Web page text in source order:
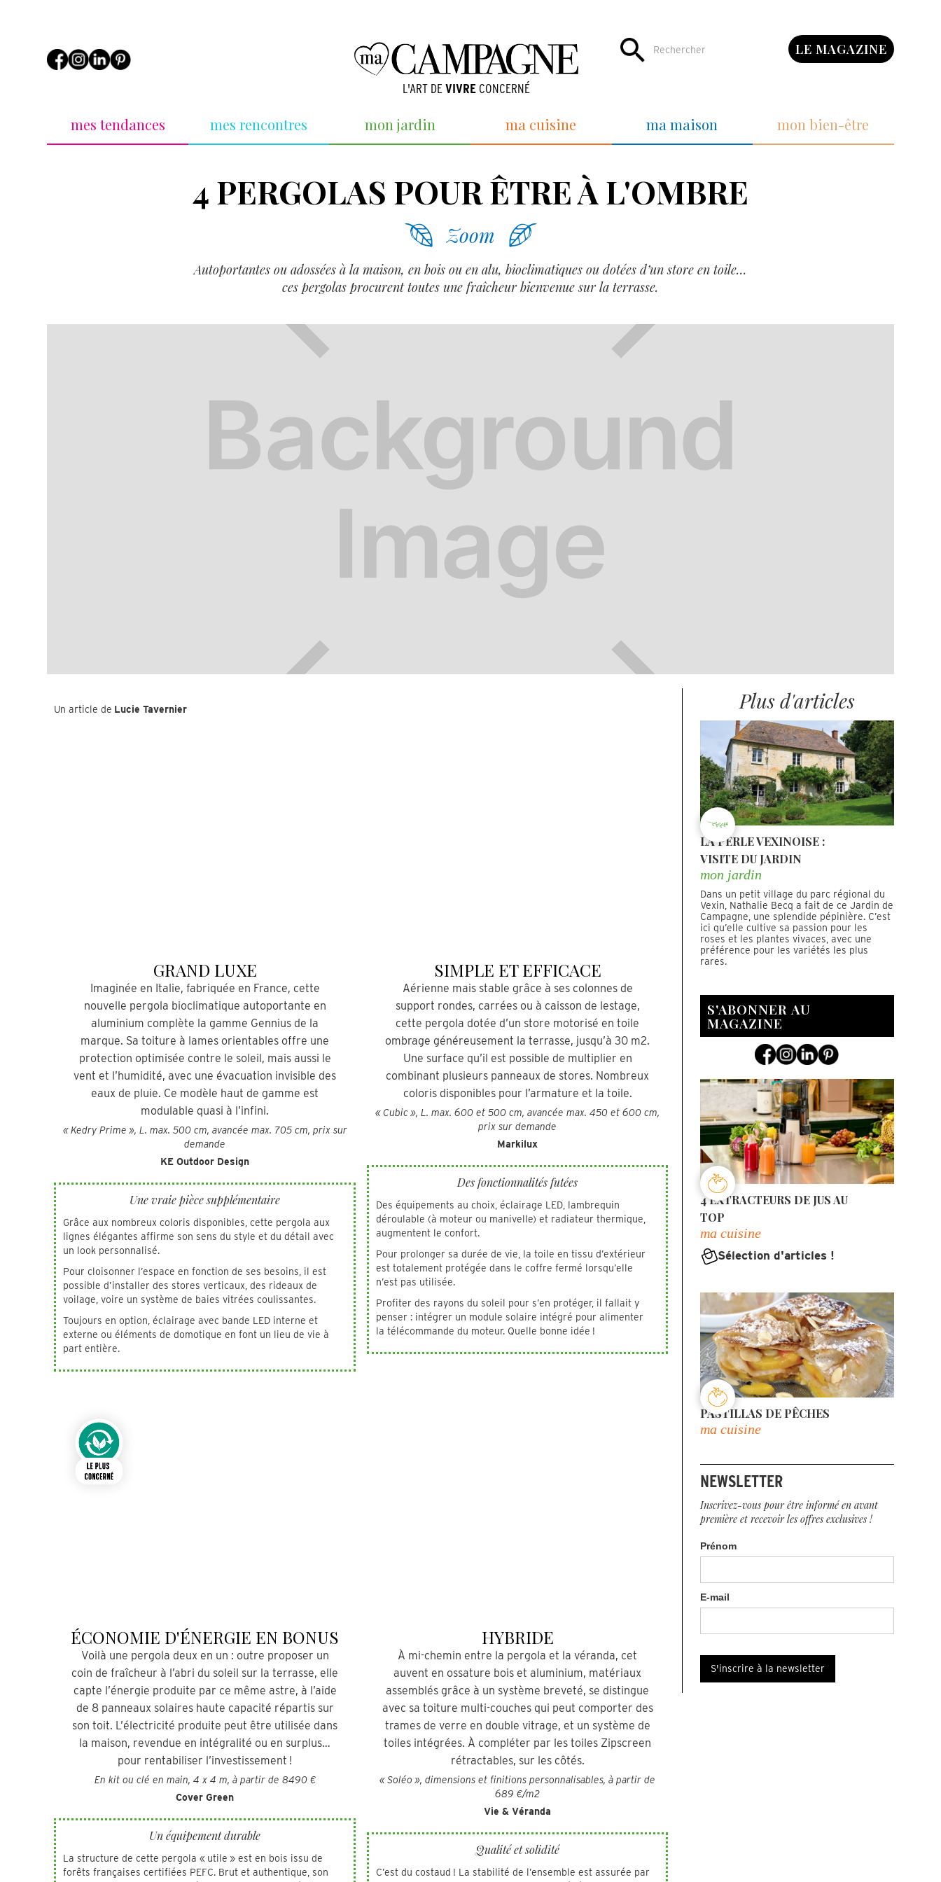
L'ART DEVIVRECONCERNÉ
LE MAGAZINE
mes tendances mes rencontres mon jardin ma cuisine ma maison mon bien-être
4 PERGOLAS POUR ÊTRE À L'OMBRE
Zoom
Autoportantes ou adossées à la maison, en bois ou en alu, bioclimatiques ou dotées d’un store en toile…
ces pergolas procurent toutes une fraîcheur bienvenue sur la terrasse.
Un article de Lucie Tavernier
GRAND LUXE
Imaginée en Italie, fabriquée en France, cette
nouvelle pergola bioclimatique autoportante en
aluminium complète la gamme Gennius de la
marque. Sa toiture à lames orientables offre une
protection optimisée contre le soleil, mais aussi le
vent et l’humidité, avec une évacuation invisible des
eaux de pluie. Ce modèle haut de gamme est
modulable quasi à l’infini.
« Kedry Prime », L. max. 500 cm, avancée max. 705 cm, prix sur
demande
KE Outdoor Design
Une vraie pièce supplémentaire
Grâce aux nombreux coloris disponibles, cette pergola aux
lignes élégantes affirme son sens du style et du détail avec
un look personnalisé.
Pour cloisonner l’espace en fonction de ses besoins, il est
possible d’installer des stores verticaux, des rideaux de
voilage, voire un système de baies vitrées coulissantes.
Toujours en option, éclairage avec bande LED interne et
externe ou éléments de domotique en font un lieu de vie à
part entière.
SIMPLE ET EFFICACE
Aérienne mais stable grâce à ses colonnes de
support rondes, carrées ou à caisson de lestage,
cette pergola dotée d’un store motorisé en toile
ombrage généreusement la terrasse, jusqu’à 30 m2.
Une surface qu’il est possible de multiplier en
combinant plusieurs panneaux de stores. Nombreux
coloris disponibles pour l’armature et la toile.
« Cubic », L. max. 600 et 500 cm, avancée max. 450 et 600 cm,
prix sur demande
Markilux
Des fonctionnalités futées
Des équipements au choix, éclairage LED, lambrequin
déroulable (à moteur ou manivelle) et radiateur thermique,
augmentent le confort.
Pour prolonger sa durée de vie, la toile en tissu d’extérieur
est totalement protégée dans le coffre fermé lorsqu’elle
n’est pas utilisée.
Profiter des rayons du soleil pour s’en protéger, il fallait y
penser : intégrer un module solaire intégré pour alimenter
la télécommande du moteur. Quelle bonne idée !
ÉCONOMIE D'ÉNERGIE EN BONUS
Voilà une pergola deux en un : outre proposer un
coin de fraîcheur à l’abri du soleil sur la terrasse, elle
capte l’énergie produite par ce même astre, à l’aide
de 8 panneaux solaires haute capacité répartis sur
son toit. L’électricité produite peut être utilisée dans
la maison, revendue en intégralité ou en surplus…
pour rentabiliser l’investissement !
En kit ou clé en main, 4 x 4 m, à partir de 8490 €
Cover Green
Un équipement durable
La structure de cette pergola « utile » est en bois issu de
forêts françaises certifiées PEFC. Brut et authentique, son
HYBRIDE
À mi-chemin entre la pergola et la véranda, cet
auvent en ossature bois et aluminium, matériaux
assemblés grâce à un système breveté, se distingue
avec sa toiture multi-couches qui peut comporter des
trames de verre en double vitrage, et un système de
toiles intégrées. À compléter par les toiles Zipscreen
rétractables, sur les côtés.
« Soléo », dimensions et finitions personnalisables, à partir de
689 €/m2
Vie & Véranda
Qualité et solidité
C’est du costaud ! La stabilité de l’ensemble est assurée par
Plus d'articles
LA PERLE VEXINOISE :
VISITE DU JARDIN
mon jardin
Dans un petit village du parc régional du
Vexin, Nathalie Becq a fait de ce Jardin de
Campagne, une splendide pépinière. C’est
ici qu’elle cultive sa passion pour les
roses et les plantes vivaces, avec une
préférence pour les variétés les plus
rares.
S'ABONNER AU
MAGAZINE
4 EXTRACTEURS DE JUS AU
TOP
ma cuisine
Sélection d'articles !
PASTILLAS DE PÊCHES
ma cuisine
NEWSLETTER
Inscrivez-vous pour être informé en avant
première et recevoir les offres exclusives !
Prénom
E-mail